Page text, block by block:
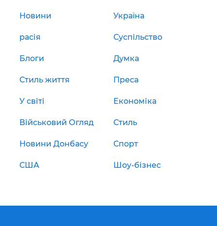
Новини Україна
расія Суспільство
Блоги Думка
Стиль життя Преса
У світі Економіка
Військовий Огляд Стиль
Новини Донбасу Спорт
США Шоу-бізнес